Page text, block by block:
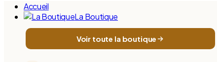
Accueil
La Boutique
Voir toute la boutique